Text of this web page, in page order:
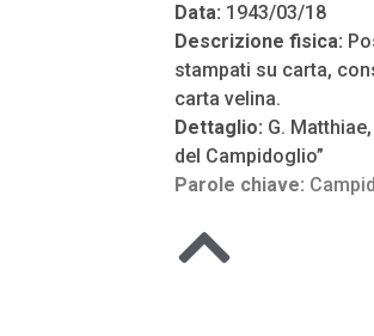
Data: 1943/03/18
Descrizione fisica:
stampati su carta,
carta velina.
Dettaglio: G.
del Campidoglio”
Parole chiave: